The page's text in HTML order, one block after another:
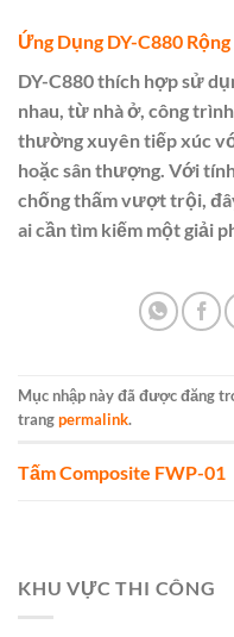
Ứng Dụng DY-C880 Rộng
DY-C880 thích hợp sử
nhau, từ nhà ở, công
thường xuyên tiếp xúc
hoặc sân thượng. Với
chống thấm vượt trội,
ai cần tìm kiếm một giải
Mục nhập này đã được đăng
trangpermalink.
Tấm Composite FWP-01
KHU VỰC THI CÔNG